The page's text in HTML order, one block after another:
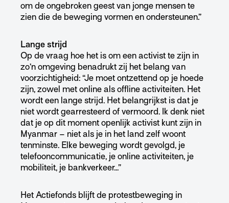
om de ongebroken geest van jonge mensen te
zien die de beweging vormen en ondersteunen.”
Lange strijd
Op de vraag hoe het is om een activist te zijn in
zo’n omgeving benadrukt zij het belang van
voorzichtigheid: “Je moet ontzettend op je hoede
zijn, zowel met online als offline activiteiten. Het
wordt een lange strijd. Het belangrijkst is dat je
niet wordt gearresteerd of vermoord. Ik denk niet
dat je op dit moment openlijk activist kunt zijn in
Myanmar – niet als je in het land zelf woont
tenminste. Elke beweging wordt gevolgd, je
telefooncommunicatie, je online activiteiten, je
mobiliteit, je bankverkeer…”
Het Actiefonds blijft de protestbeweging in